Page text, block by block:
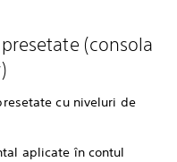
(consola
cu niveluri de
aplicate în contul